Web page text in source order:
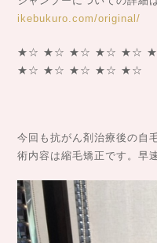
ikebukuro.com/original/
★☆ ★☆ ★☆ ★☆ ★☆
★☆ ★☆ ★☆ ★☆ ★☆
今回も抗がん剤治療後の自
術内容は縮毛矯正です。早